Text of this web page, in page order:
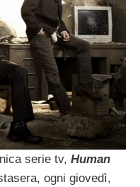
serie tv, Human
ogni giovedì,